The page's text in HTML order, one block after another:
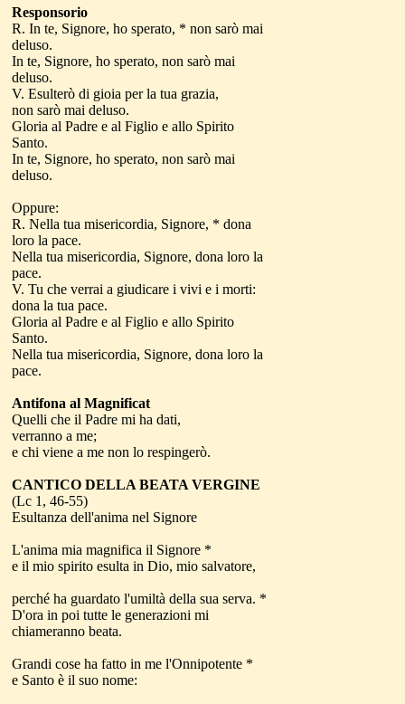
Responsorio
R. In te, Signore, ho sperato, * non sarò mai
deluso.
In te, Signore, ho sperato, non sarò mai
deluso.
V. Esulterò di gioia per la tua grazia,
non sarò mai deluso.
Gloria al Padre e al Figlio e allo Spirito
Santo.
In te, Signore, ho sperato, non sarò mai
deluso.
Oppure:
R. Nella tua misericordia, Signore, * dona
loro la pace.
Nella tua misericordia, Signore, dona loro la
pace.
V. Tu che verrai a giudicare i vivi e i morti:
dona la tua pace.
Gloria al Padre e al Figlio e allo Spirito
Santo.
Nella tua misericordia, Signore, dona loro la
pace.
Antifona al Magnificat
Quelli che il Padre mi ha dati,
verranno a me;
e chi viene a me non lo respingerò.
CANTICO DELLA BEATA VERGINE
(Lc 1, 46-55)
Esultanza dell'anima nel Signore
L'anima mia magnifica il Signore *
e il mio spirito esulta in Dio, mio salvatore,
perché ha guardato l'umiltà della sua serva. *
D'ora in poi tutte le generazioni mi
chiameranno beata.
Grandi cose ha fatto in me l'Onnipotente *
e Santo è il suo nome: